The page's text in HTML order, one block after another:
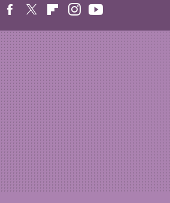
PinterestFacebook
Twitter FlipboardInstagram